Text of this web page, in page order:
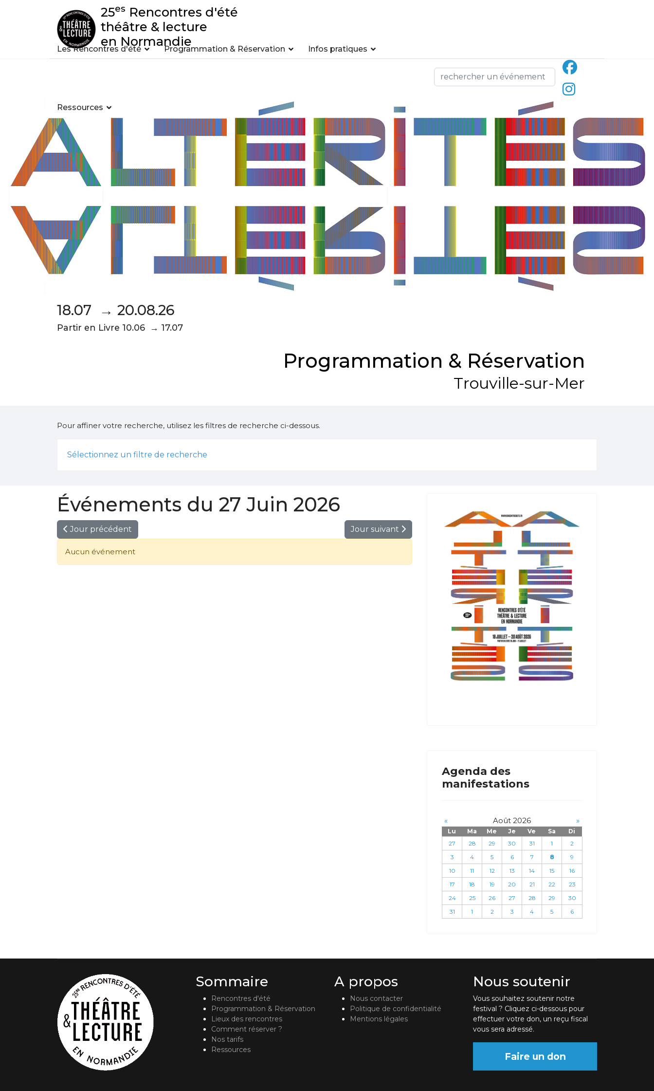
25es Rencontres d'été
théâtre & lecture
en Normandie
Les Rencontres d'été Programmation & Réservation Infos pratiques
Ressources
18.07 → 20.08.26
Partir en Livre 10.06 → 17.07
Programmation & Réservation
Trouville-sur-Mer
Pour affiner votre recherche, utilisez les filtres de recherche ci-dessous.
Sélectionnez un filtre de recherche
Événements du 27 Juin 2026
Jour précédent Jour suivant
Aucun événement
Agenda des
manifestations
« Août 2026 »
Lu Ma Me Je Ve Sa
Di
27
28 29 30 31 1
2
3
4 5 6 7 8
9
10
11 12 13 14 15
16
17
18 19 20 21 22
23
24
25 26 27 28 29
30
31
1 2 3 4 5 6
Sommaire
Rencontres d'été
Programmation & Réservation
Lieux des rencontres
Comment réserver ?
Nos tarifs
Ressources
A propos
Nous contacter
Politique de confidentialité
Mentions légales
Nous soutenir
Vous souhaitez soutenir notre
festival ? Cliquez ci-dessous pour
effectuer votre don, un reçu fiscal
vous sera adressé.
Faire un don